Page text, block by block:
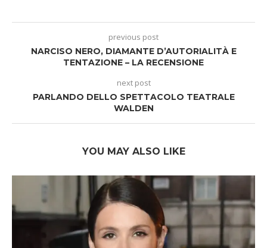
previous post
NARCISO NERO, DIAMANTE D’AUTORIALITÀ E
TENTAZIONE – LA RECENSIONE
next post
PARLANDO DELLO SPETTACOLO TEATRALE
WALDEN
YOU MAY ALSO LIKE